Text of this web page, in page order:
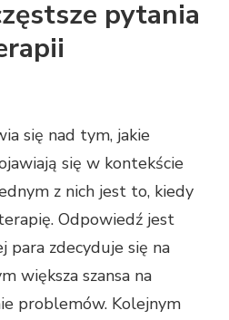
pytania
się nad tym, jakie
się w kontekście
z nich jest to, kiedy
Odpowiedź jest
para zdecyduje się na
większa szansa na
problemów. Kolejnym